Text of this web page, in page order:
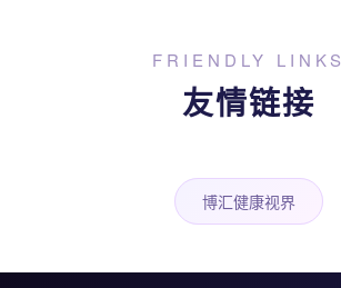
FRIENDLY LINKS
友情链接
博汇健康视界